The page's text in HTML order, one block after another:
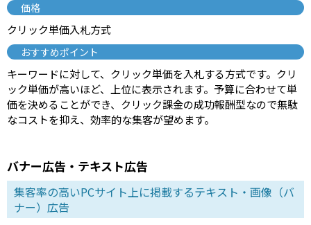
価格
クリック単価入札方式
おすすめポイント
キーワードに対して、クリック単価を入札する方式です。クリ
ック単価が高いほど、上位に表示されます。予算に合わせて単
価を決めることができ、クリック課金の成功報酬型なので無駄
なコストを抑え、効率的な集客が望めます。
バナー広告・テキスト広告
集客率の高いPCサイト上に掲載するテキスト・画像（バ
ナー）広告